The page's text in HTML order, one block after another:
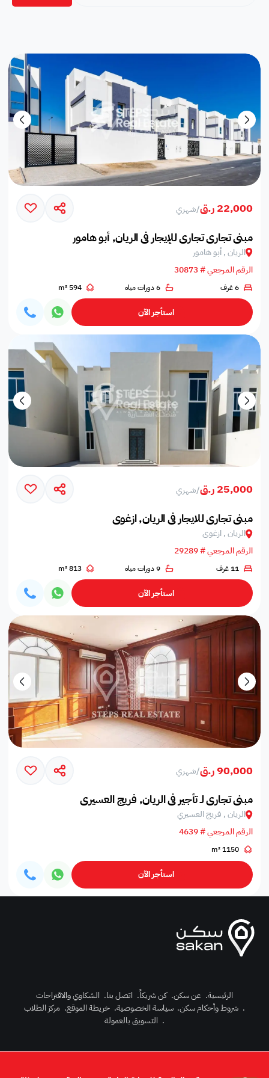
22,000 ر.ق /شهري
مبنى تجاري تجاري للإيجار في الريان, أبو هامور
الريان , أبو هامور
الرقم المرجعي # 30873
6 غرف 6 دورات مياه 594 m²
استأجر الآن
25,000 ر.ق /شهري
مبنى تجاري للايجار في الريان, ازغوى
الريان , ازغوى
الرقم المرجعي # 29289
11 غرف 9 دورات مياه 813 m²
استأجر الآن
90,000 ر.ق /شهري
مبنى تجاري لـ تأجير في الريان, فريج العسيري
الريان , فريج العسيري
الرقم المرجعي # 4639
1150 m²
استأجر الآن
الرئيسية. عن سكن. كن شريكاً. اتصل بنا. الشكاوي والاقتراحات
. شروط وأحكام سكن. سياسة الخصوصية. خريطة الموقع. مركز الطلاب
. التسويق بالعمولة